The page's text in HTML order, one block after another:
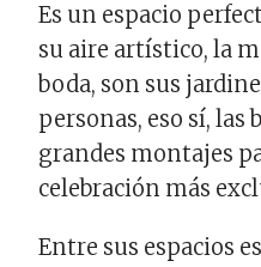
Es un espacio
su aire artístico, la
boda, son sus
personas, eso sí, las
grandes montajes
celebración más
Entre sus espacios